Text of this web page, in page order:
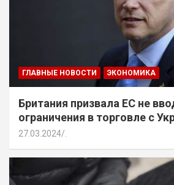
ГЛАВНЫЕ НОВОСТИ ЭКОНОМИКА
Британия призвала ЕС не
ограничения в торговле с
27.03.2024